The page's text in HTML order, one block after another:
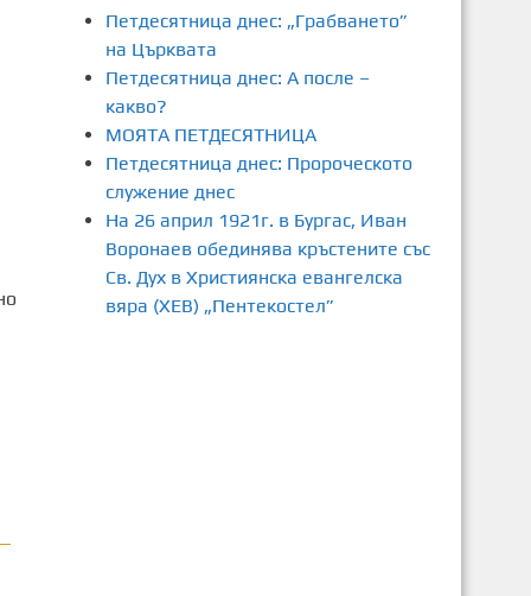
Петдесятница днес: „Грабването”
на Църквата
Петдесятница днес: А после –
какво?
МОЯТА ПЕТДЕСЯТНИЦА
Петдесятница днес: Пророческото
служение днес
На 26 април 1921г. в Бургас, Иван
Воронаев обединява кръстените със
Св. Дух в Християнска евангелска
вяра (ХЕВ) „Пентекостел”